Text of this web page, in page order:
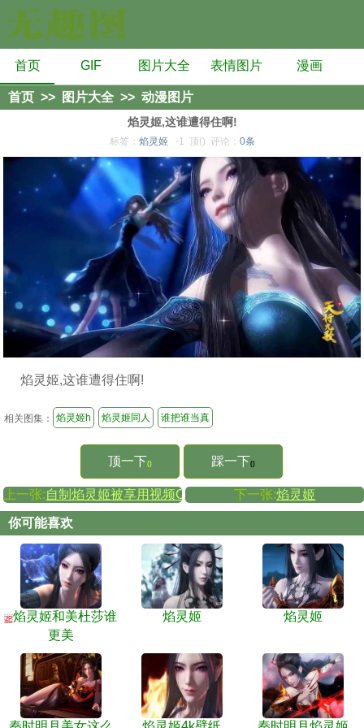
首页 GIF 图片大全 表情图片 漫画
首页 >> 图片大全 >> 动漫图片
焰灵姬,这谁遭得住啊!
标签： 焰灵姬 -1 顶() 评论： 0条
焰灵姬,这谁遭得住啊!
相关图集： 焰灵姬h 焰灵姬同人 谁把谁当真
顶一下() 踩一下()
上一张:自制焰灵姬被享用视频CG福利本子图
下一张:焰灵姬
你可能喜欢
2P焰灵姬和美杜莎谁
更美
焰灵姬 焰灵姬